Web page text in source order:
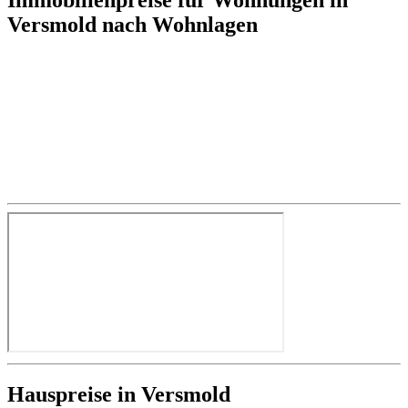
Versmold nach Wohnlagen
Hauspreise in Versmold